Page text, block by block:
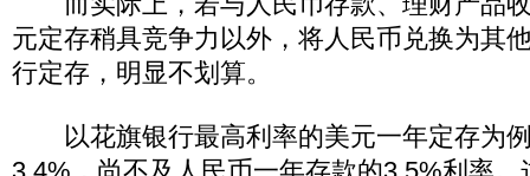
元定存稍具竞争力以外，将人民币兑换为其
行定存，明显不划算。
以花旗银行最高利率的美元一年定存为